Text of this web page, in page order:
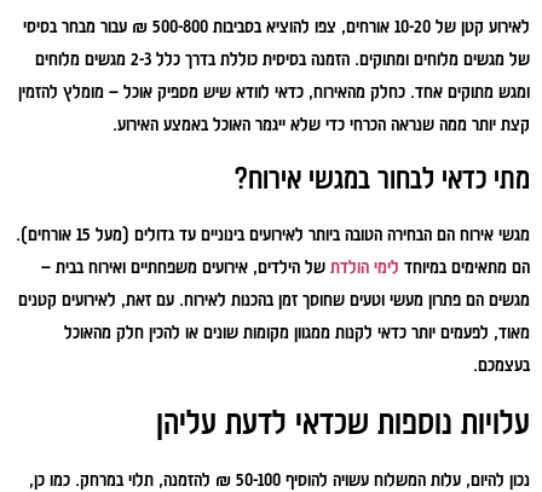
לאירוע קטן של 10-20 אורחים, צפו להוציא בסביבות 500-800 ₪ עבור מבחר בסיסי
של מגשים מלוחים ומתוקים. הזמנה בסיסית כוללת בדרך כלל 2-3 מגשים מלוחים
ומגש מתוקים אחד. כחלק מהאירוח, כדאי לוודא שיש מספיק אוכל – מומלץ להזמין
קצת יותר ממה שנראה הכרחי כדי שלא ייגמר האוכל באמצע האירוע.
מתי כדאי לבחור במגשי אירוח?
מגשי אירוח הם הבחירה הטובה ביותר לאירועים בינוניים עד גדולים (מעל 15 אורחים).
הם מתאימים במיוחד לימי הולדת של הילדים, אירועים משפחתיים ואירוח בבית –
מגשים הם פתרון מעשי וטעים שחוסך זמן בהכנות לאירוח. עם זאת, לאירועים קטנים
מאוד, לפעמים יותר כדאי לקנות ממגוון מקומות שונים או להכין חלק מהאוכל
בעצמכם.
עלויות נוספות שכדאי לדעת עליהן
נכון להיום, עלות המשלוח עשויה להוסיף 50-100 ₪ להזמנה, תלוי במרחק. כמו כן,